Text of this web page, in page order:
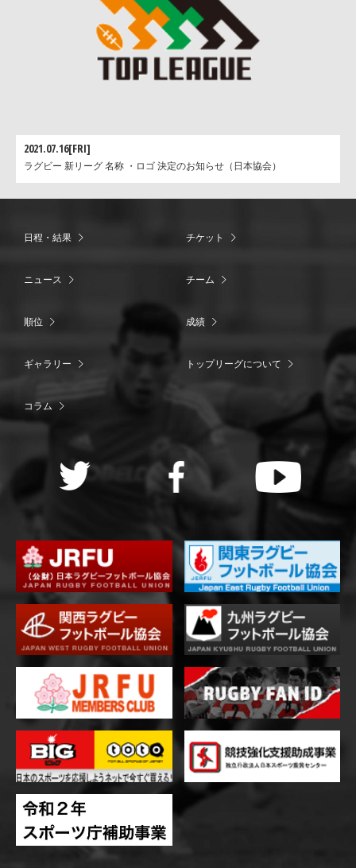
2021.07.16[FRI]
ラグビー 新リーグ 名称 ・ロゴ 決定のお知らせ（日本協会）
日程・結果 チケット
ニュース チーム
順位 成績
ギャラリー トップリーグについて
コラム